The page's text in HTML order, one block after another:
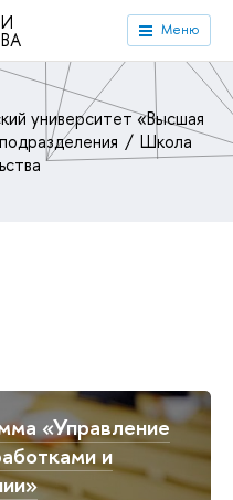
Меню
университет «Высшая
Школа
«Управление
и